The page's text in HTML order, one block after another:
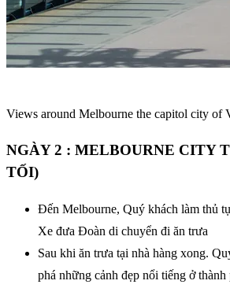
Views around Melbourne the capitol city of
NGÀY 2 : MELBOURNE CITY
TỐI)
Đến Melbourne, Quý khách làm thủ
Xe đưa Đoàn di chuyển đi ăn trưa
Sau khi ăn trưa tại nhà hàng xong.
phá những cảnh đẹp nổi tiếng ở